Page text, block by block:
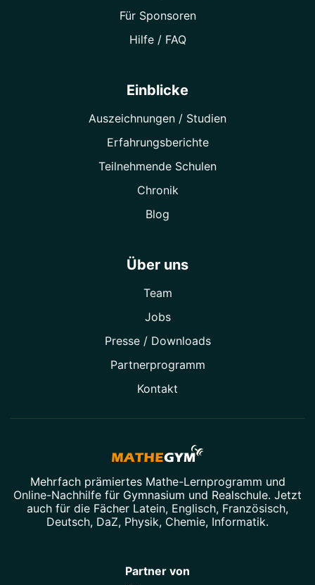
Für Sponsoren
Hilfe / FAQ
Einblicke
Auszeichnungen / Studien
Erfahrungsberichte
Teilnehmende Schulen
Chronik
Blog
Über uns
Team
Jobs
Presse / Downloads
Partner­programm
Kontakt
Mehrfach prämiertes Mathe-Lernprogramm und
Online-Nachhilfe für Gymnasium und Realschule. Jetzt
auch für die Fächer Latein, Englisch, Französisch,
Deutsch, DaZ, Physik, Chemie, Informatik.
Partner von